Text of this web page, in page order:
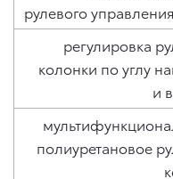
рулевого
регулировка
колонки по углу
и
полиуретановое